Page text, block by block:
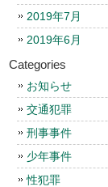
2019年7月
2019年6月
Categories
お知らせ
交通犯罪
刑事事件
少年事件
性犯罪